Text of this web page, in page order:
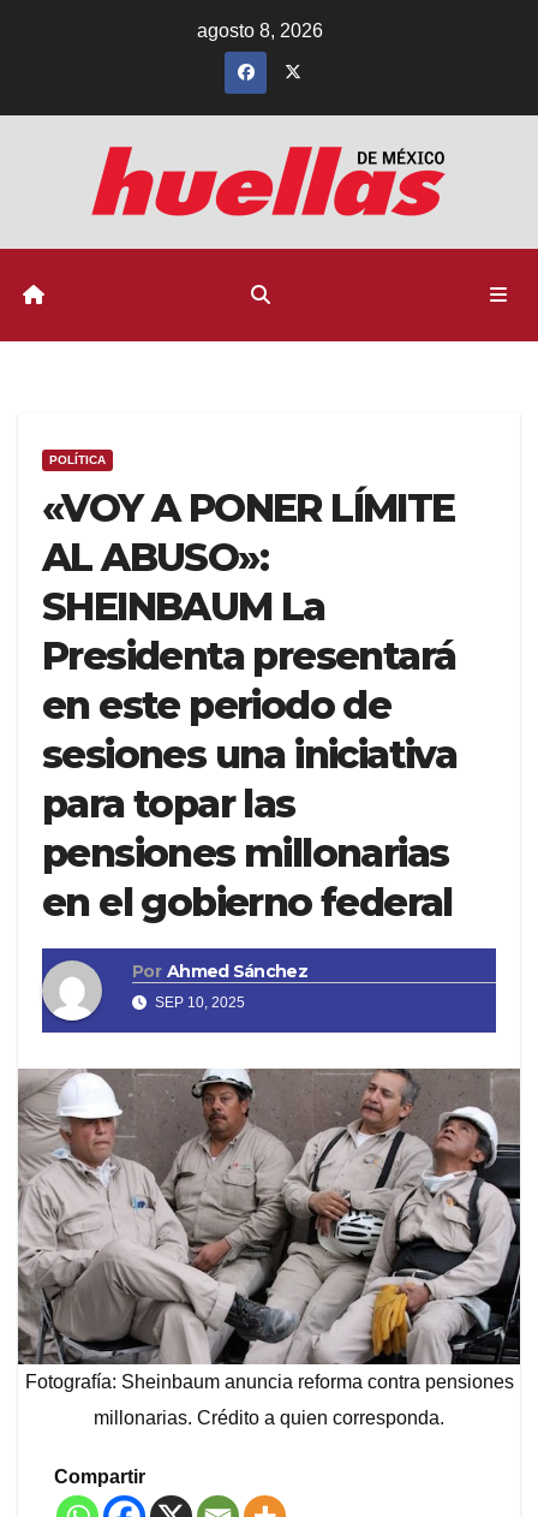
agosto 8, 2026
POLÍTICA
«VOY A PONER LÍMITE
AL ABUSO»:
SHEINBAUM La
Presidenta presentará
en este periodo de
sesiones una iniciativa
para topar las
pensiones millonarias
en el gobierno federal
Por Ahmed Sánchez
SEP 10, 2025
Fotografía: Sheinbaum anuncia reforma contra pensiones
millonarias. Crédito a quien corresponda.
Compartir